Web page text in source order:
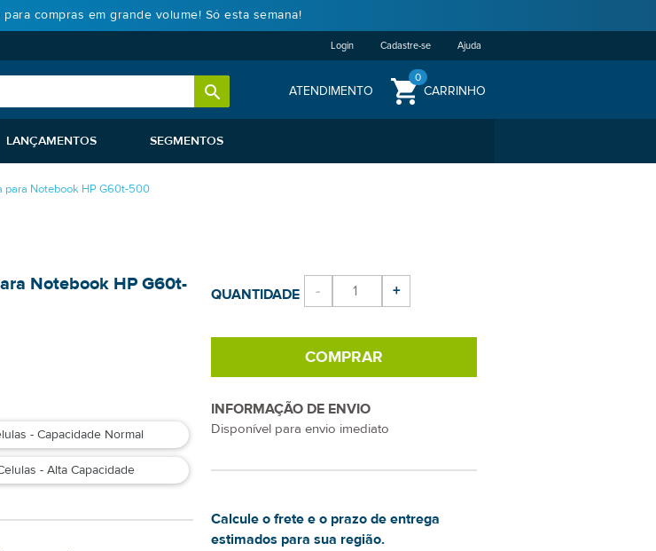
compras em grande volume! Só esta semana!
Login Cadastre-se Ajuda
ATENDIMENTO CARRINHO
0
LANÇAMENTOS SEGMENTOS
para Notebook HP G60t-500
Notebook HP G60t-
- Capacidade Normal
- Alta Capacidade
QUANTIDADE - +
COMPRAR
INFORMAÇÃO DE ENVIO
Disponível para envio imediato
Calcule o frete e o prazo de entrega
estimados para sua região.